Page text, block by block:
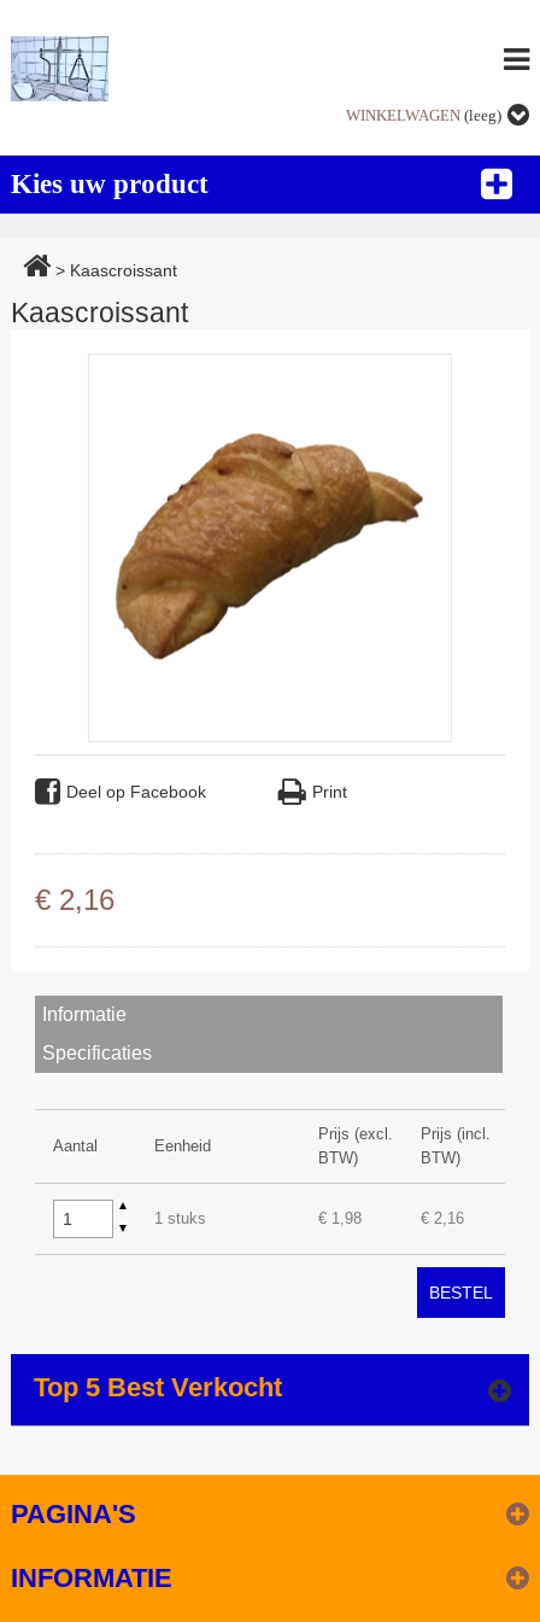
WINKELWAGEN (leeg)
Kies uw product
> Kaascroissant
Kaascroissant
Deel op Facebook Print
€ 2,16
Informatie
Specificaties
Aantal Eenheid
Prijs (excl.
BTW)
Prijs (incl.
BTW)
▲
▼
1 stuks € 1,98 € 2,16
BESTEL
Top 5 Best Verkocht
PAGINA'S
INFORMATIE